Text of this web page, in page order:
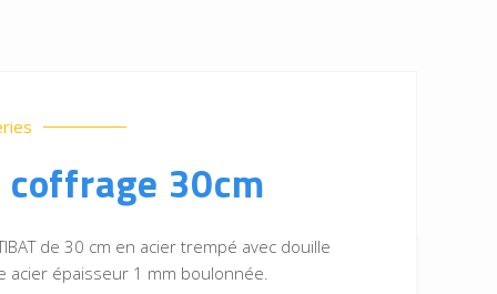
30cm
de 30 cm en acier trempé avec douille
acier épaisseur 1 mm boulonnée.